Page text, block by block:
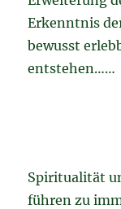
Erkenntnis
bewusst
entstehen……
Spiritualität
führen zu